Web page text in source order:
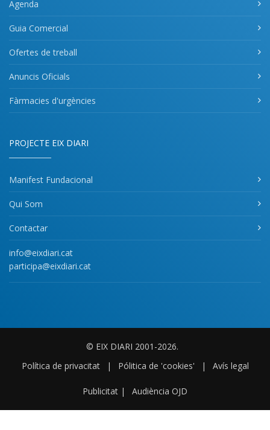
Agenda
Guia Comercial
Ofertes de treball
Anuncis Oficials
Fàrmacies d'urgències
PROJECTE EIX DIARI
Manifest Fundacional
Qui Som
Contactar
info@eixdiari.cat
participa@eixdiari.cat
© EIX DIARI 2001-2026.
Política de privacitat
| Pólitica de 'cookies' | Avís legal
Publicitat | Audiència OJD